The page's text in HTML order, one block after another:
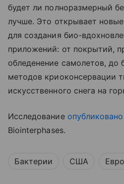
будет ли полноразмерный
лучше. Это открывает
для создания био-
приложений: от покрытий,
обледенение самолетов, до
методов криоконсервации
искусственного снега на
Исследование опубликовано
Biointerphases.
Бактерии США